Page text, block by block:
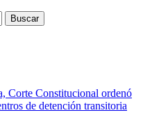
Corte Constitucional ordenó
de detención transitoria